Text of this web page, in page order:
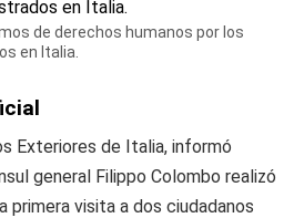
de derechos humanos por los
en Italia.
Exteriores de Italia, informó
general Filippo Colombo realizó
primera visita a dos ciudadanos